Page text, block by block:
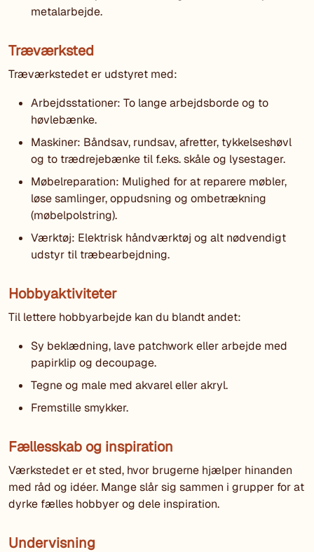
metalarbejde.
Træværksted
Træværkstedet er udstyret med:
Arbejdsstationer: To lange arbejdsborde og to
høvlebænke.
Maskiner: Båndsav, rundsav, afretter, tykkelseshøvl
og to trædrejebænke til f.eks. skåle og lysestager.
Møbelreparation: Mulighed for at reparere møbler,
løse samlinger, oppudsning og ombetrækning
(møbelpolstring).
Værktøj: Elektrisk håndværktøj og alt nødvendigt
udstyr til træbearbejdning.
Hobbyaktiviteter
Til lettere hobbyarbejde kan du blandt andet:
Sy beklædning, lave patchwork eller arbejde med
papirklip og decoupage.
Tegne og male med akvarel eller akryl.
Fremstille smykker.
Fællesskab og inspiration
Værkstedet er et sted, hvor brugerne hjælper hinanden
med råd og idéer. Mange slår sig sammen i grupper for at
dyrke fælles hobbyer og dele inspiration.
Undervisning